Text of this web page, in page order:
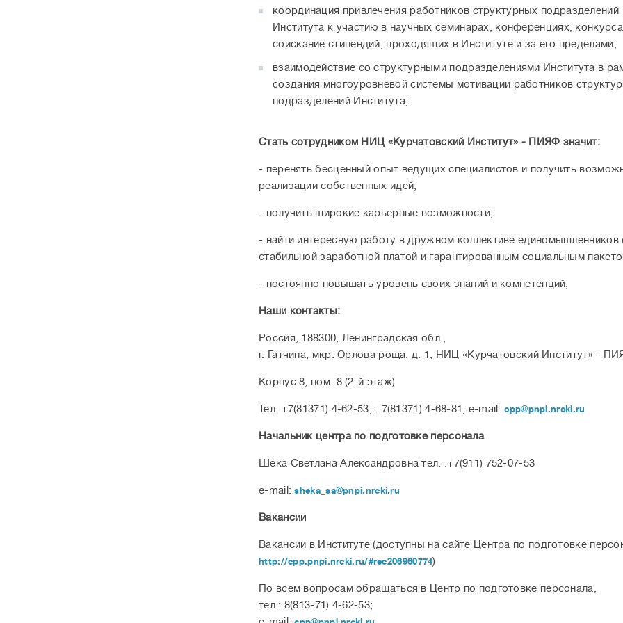
координация привлечения работников структурных подразделений
Института к участию в научных семинарах, конференциях,
соискание стипендий, проходящих в Институте и за его пределами;
взаимодействие со структурными подразделениями Института в
создания многоуровневой системы мотивации работников
подразделений Института;
Стать сотрудником НИЦ «Курчатовский Институт» - ПИЯФ значит:
- перенять бесценный опыт ведущих специалистов и получить
реализации собственных идей;
- получить широкие карьерные возможности;
- найти интересную работу в дружном коллективе единомышленников
стабильной заработной платой и гарантированным социальным
- постоянно повышать уровень своих знаний и компетенций;
Наши контакты:
Россия, 188300, Ленинградская обл.,
г. Гатчина, мкр. Орлова роща, д. 1, НИЦ «Курчатовский Институт» -
Корпус 8, пом. 8 (2-й этаж)
Тел. +7(81371) 4-62-53; +7(81371) 4-68-81; e-mail:cpp@pnpi.nrcki.ru
Начальник центра по подготовке персонала
Шека Светлана Александровна тел. .+7(911) 752-07-53
e-mail:sheka_sa@pnpi.nrcki.ru
Вакансии
Вакансии в Институте (доступны на сайте Центра по подготовке
http://cpp.pnpi.nrcki.ru/#rec206960774)
По всем вопросам обращаться в Центр по подготовке персонала,
тел.: 8(813-71) 4-62-53;